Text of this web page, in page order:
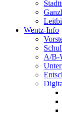
Wentz-Info
A/B-